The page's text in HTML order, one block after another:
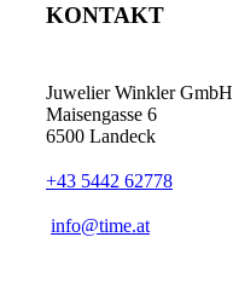
KONTAKT
Juwelier Winkler GmbH
Maisengasse 6
6500 Landeck
+43 5442 62778
info@time.at